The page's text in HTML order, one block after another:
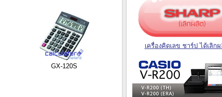
GX-120S
เครื่องคิดเลข ชาร์ป ได้เลิก